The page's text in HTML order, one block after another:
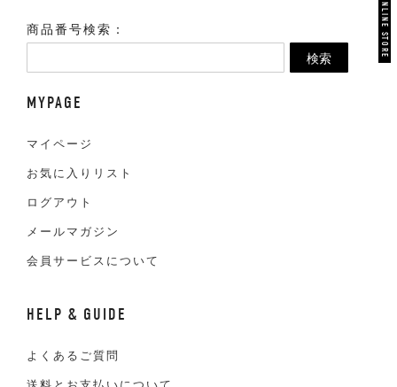
商品番号検索：
検索
MYPAGE
マイページ
お気に入りリスト
ログアウト
メールマガジン
会員サービスについて
HELP & GUIDE
よくあるご質問